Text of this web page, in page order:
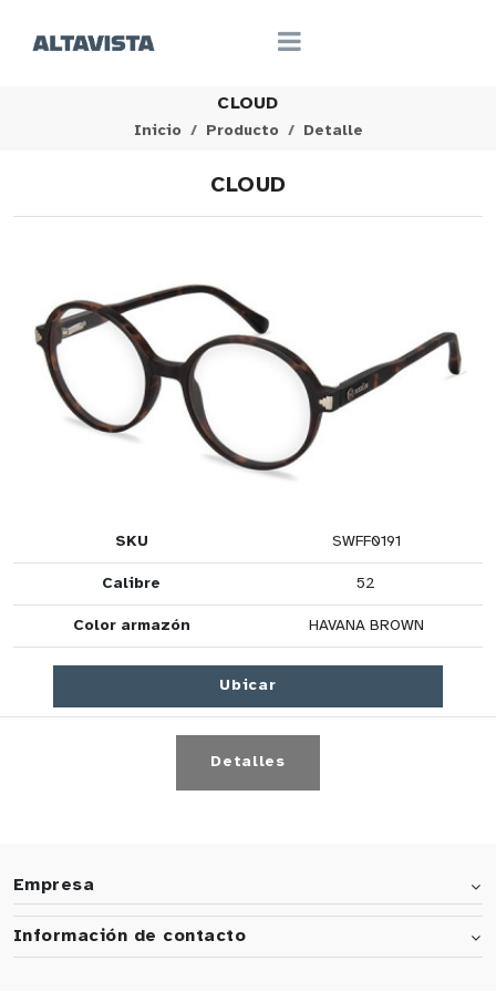
CLOUD
Inicio Producto Detalle
CLOUD
SKU SWFF0191
Calibre 52
Color armazón HAVANA BROWN
Ubicar
Detalles
Empresa
Información de contacto